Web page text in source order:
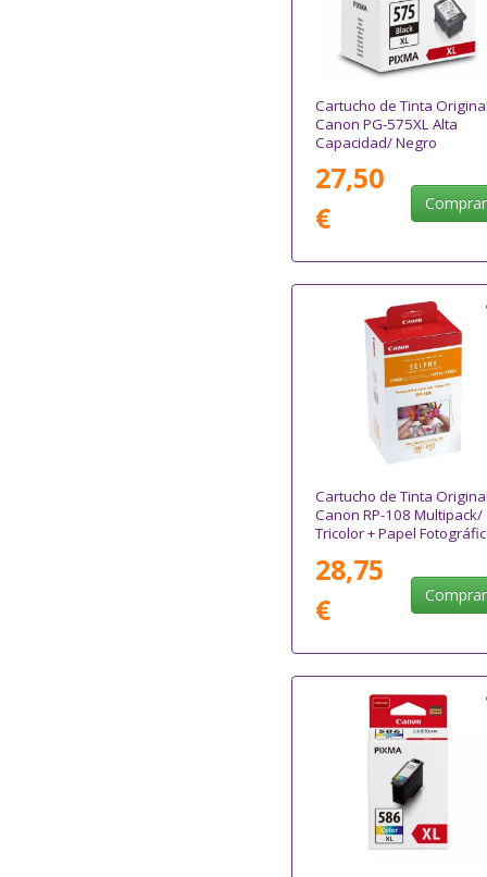
Cartucho de Tinta
Canon PG-575XL Alta
Capacidad/ Negro
27,50
€
Comprar
Cartucho de Tinta
Canon RP-108 Multipack/
Tricolor + Papel
28,75
€
Comprar